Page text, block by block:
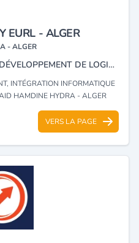
EURL - ALGER
- ALGER
CRÉATION DES SITES WEB DÉVELOPPEMENT DE LOGICIEL INFRASTRUCTURE RÉSEAUX ET SYSTÈMES.
INTÉGRATION INFORMATIQUE
HAMDINE HYDRA - ALGER
VERS LA PAGE